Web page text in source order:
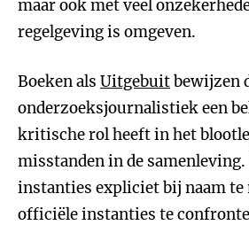
maar ook met veel
regelgeving is omgeven.
Boeken als Uitgebuitbewijzen
onderzoeksjournalistiek een
kritische rol heeft in het
misstanden in de
instanties expliciet bij naam te
officiële instanties te